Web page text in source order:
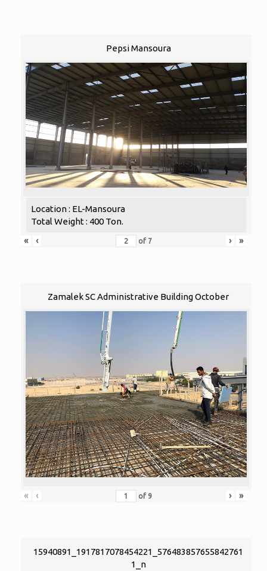
Pepsi Mansoura
Location : EL-Mansoura
Total Weight : 400 Ton.
«
‹ of 7 › »
Zamalek SC Administrative Building October
« ‹ of 9 › »
15940891_1917817078454221_576483857655842761
1_n